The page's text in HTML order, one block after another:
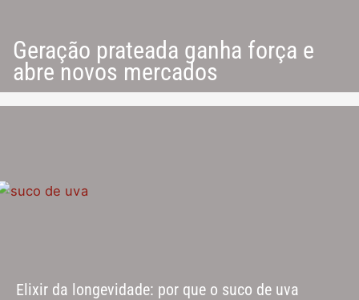
Geração prateada ganha força e
abre novos mercados
Elixir da longevidade: por que o suco de uva